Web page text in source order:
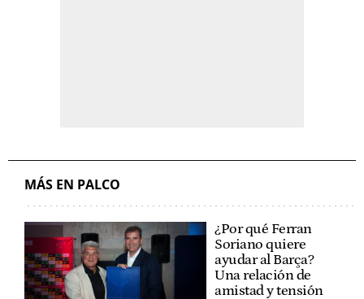
MÁS EN PALCO
¿Por qué Ferran
Soriano quiere
ayudar al Barça?
Una relación de
amistad y tensión